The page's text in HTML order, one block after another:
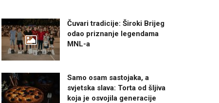
Čuvari tradicije: Široki Brijeg
odao priznanje legendama
MNL-a
Samo osam sastojaka, a
svjetska slava: Torta od šljiva
koja je osvojila generacije